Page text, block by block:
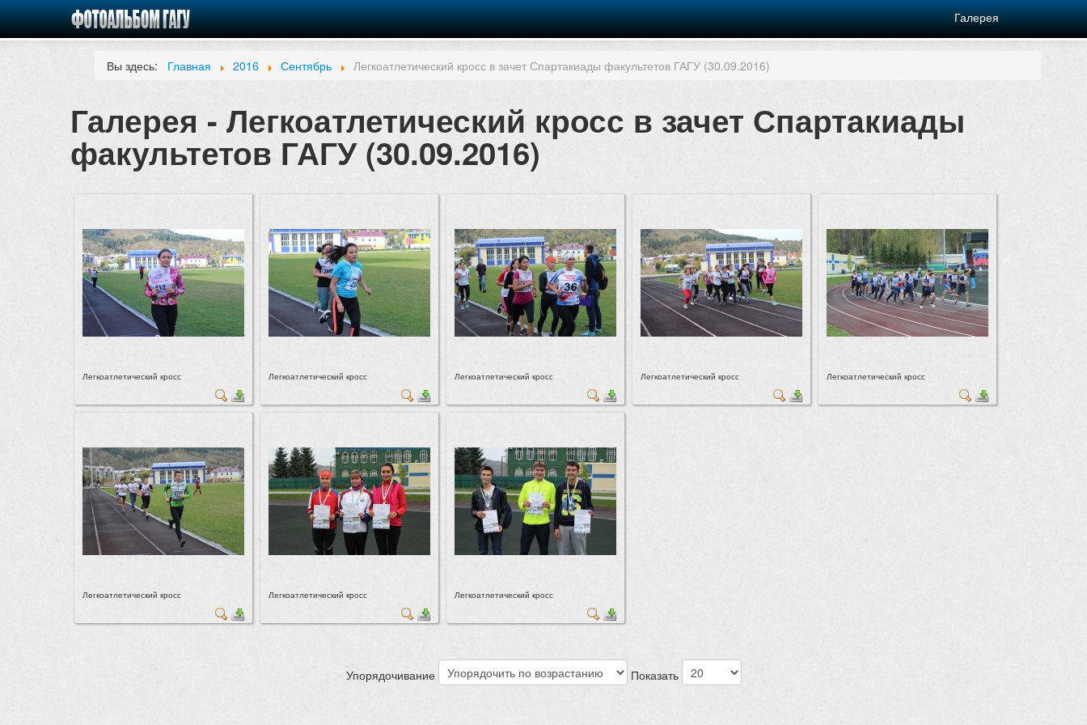
Галерея
Вы здесь: Главная 2016 Сентябрь Легкоатлетический кросс в зачет Спартакиады факультетов ГАГУ (30.09.2016)
Галерея - Легкоатлетический кросс в зачет Спартакиады
факультетов ГАГУ (30.09.2016)
Легкоатлетический кросс Легкоатлетический кросс Легкоатлетический кросс Легкоатлетический кросс Легкоатлетический кросс
Легкоатлетический кросс Легкоатлетический кросс Легкоатлетический кросс
Упорядочивание Показать